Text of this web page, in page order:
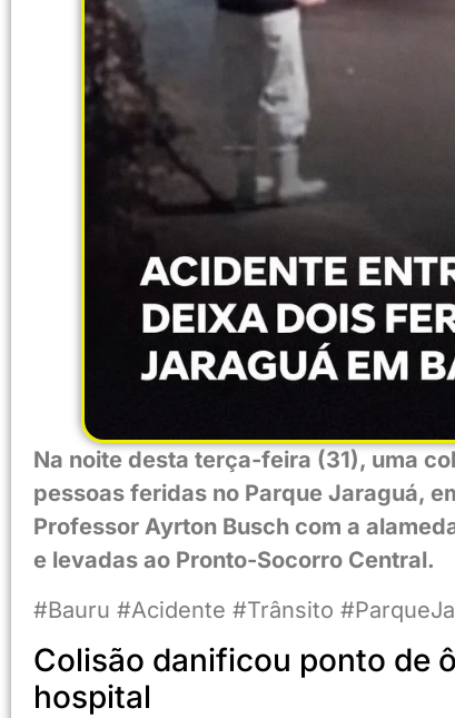
Na noite desta terça-feira (31), uma
pessoas feridas no Parque Jaraguá,
Professor Ayrton Busch com a
e levadas ao Pronto-Socorro Central.
#Bauru #Acidente #Trânsito
Colisão danificou ponto de
hospital